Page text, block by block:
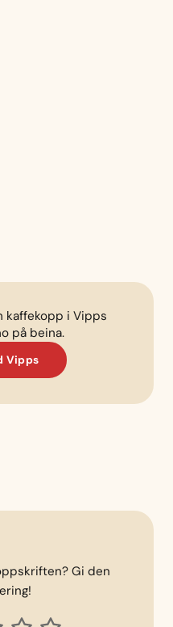
kaffekopp i Vipps
på beina.
Vipps
Gi den